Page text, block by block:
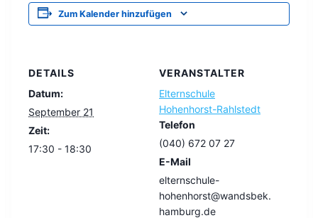
Zum Kalender hinzufügen
DETAILS
Datum:
September 21
Zeit:
17:30 - 18:30
VERANSTALTER
Elternschule
Hohenhorst-Rahlstedt
Telefon
(040) 672 07 27
E-Mail
elternschule-
hohenhorst@wandsbek.
hamburg.de